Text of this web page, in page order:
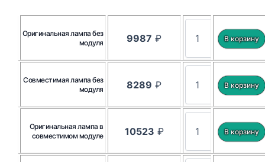
Оригинальная лампа без
модуля
9987 ₽
Совместимая лампа без
модуля
8289 ₽
Оригинальная лампа в
совместимом модуле
10523 ₽